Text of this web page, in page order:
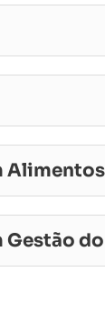
Alimentos
Gestão